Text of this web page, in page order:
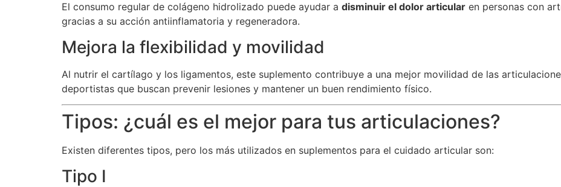
El consumo regular de colágeno hidrolizado puede ayudar a disminuir el dolor articular en personas con
gracias a su acción antiinflamatoria y regeneradora.
Mejora la flexibilidad y movilidad
Al nutrir el cartílago y los ligamentos, este suplemento contribuye a una mejor movilidad de las
deportistas que buscan prevenir lesiones y mantener un buen rendimiento físico.
Tipos: ¿cuál es el mejor para tus articulaciones?
Existen diferentes tipos, pero los más utilizados en suplementos para el cuidado articular son:
Tipo I